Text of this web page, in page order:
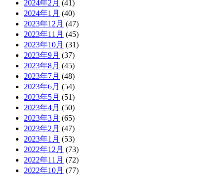
2024年2月 (41)
2024年1月 (40)
2023年12月 (47)
2023年11月 (45)
2023年10月 (31)
2023年9月 (37)
2023年8月 (45)
2023年7月 (48)
2023年6月 (54)
2023年5月 (51)
2023年4月 (50)
2023年3月 (65)
2023年2月 (47)
2023年1月 (53)
2022年12月 (73)
2022年11月 (72)
2022年10月 (77)